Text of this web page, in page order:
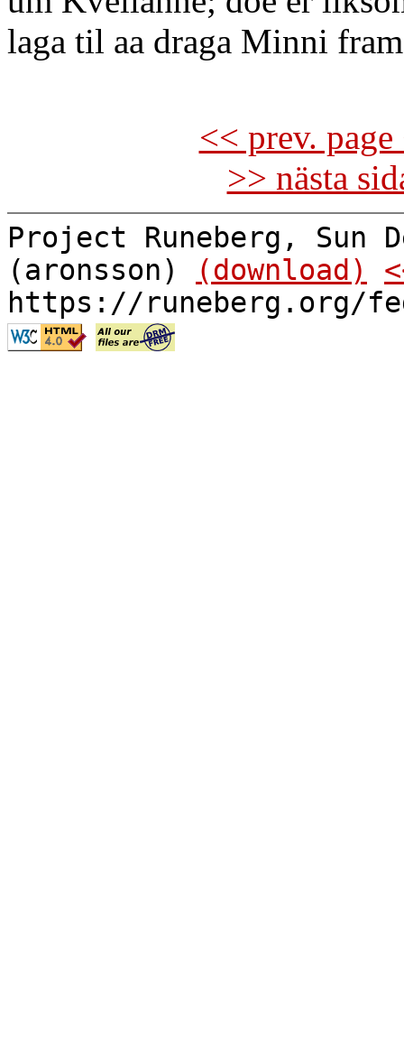
laga til aa draga Minni
<< prev.
>> nästa
Project Runeberg, Sun
(aronsson)
(download)
https://runeberg.org/